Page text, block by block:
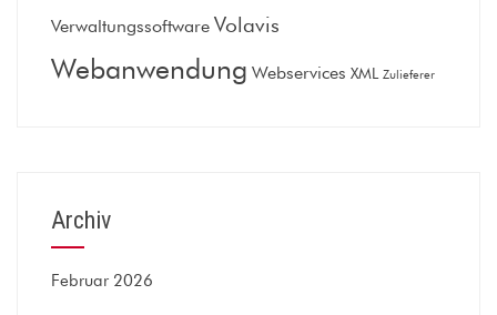
Verwaltungssoftware Volavis
Webanwendung Webservices XML Zulieferer
Archiv
Februar 2026